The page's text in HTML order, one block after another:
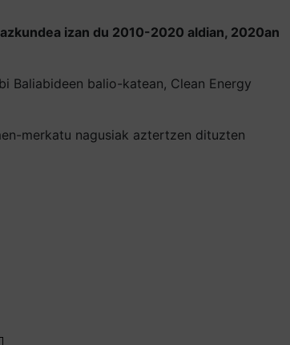
izan du 2010-2020 aldian, 2020an
Baliabideen balio-katean, Clean Energy
merkatu nagusiak aztertzen dituzten